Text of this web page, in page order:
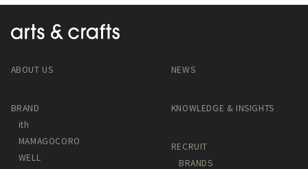
ABOUT US
BRAND
ith
MAMAGOCORO
WELL
NEWS
KNOWLEDGE & INSIGHTS
RECRUIT
BRANDS